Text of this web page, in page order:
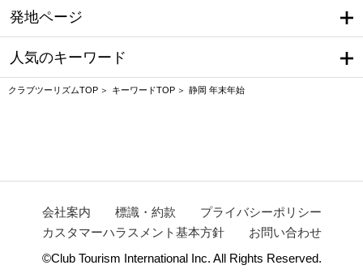
発地ページ
人気のキーワード
クラブツーリズムTOP キーワードTOP 静岡 年末年始
会社案内 標識・約款
プライバシーポリシー
カスタマーハラスメント基本方針
お問い合わせ
©Club Tourism International Inc. All Rights Reserved.